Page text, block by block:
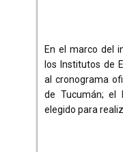
En el marco del
los Institutos de
al cronograma
de Tucumán; el
elegido para